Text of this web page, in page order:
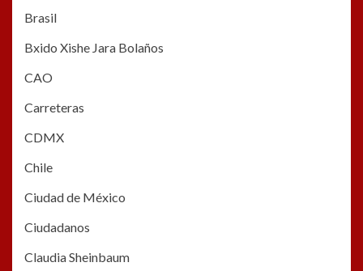
Brasil
Bxido Xishe Jara Bolaños
CAO
Carreteras
CDMX
Chile
Ciudad de México
Ciudadanos
Claudia Sheinbaum